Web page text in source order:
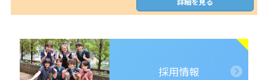
採用情報